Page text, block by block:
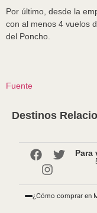
Por último, desde la
con al menos 4 vuelos
del Poncho.
Fuente
Destinos
Para
¿Cómo comprar en